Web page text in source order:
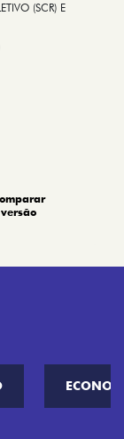
(SCR) E
versão